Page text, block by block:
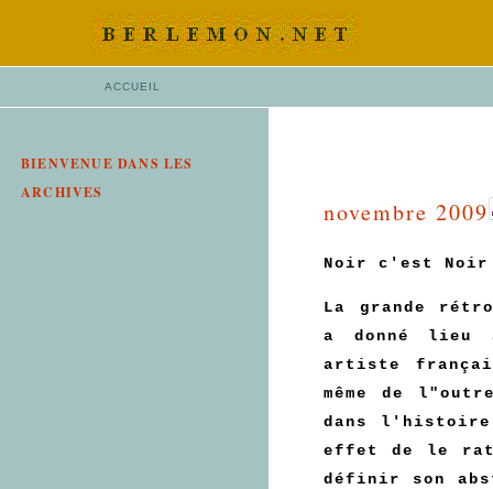
ACCUEIL
BIENVENUE DANS LES
ARCHIVES
novembre 2009
Noir c'est Noir
La grande
a donné lieu
artiste
même de
dans
effet de le
définir son